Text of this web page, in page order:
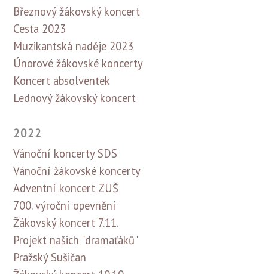
Březnový žákovský koncert
Cesta 2023
Muzikantská naděje 2023
Únorové žákovské koncerty
Koncert absolventek
Lednový žákovský koncert
2022
Vánoční koncerty SDS
Vánoční žákovské koncerty
Adventní koncert ZUŠ
700. výroční opevnění
Žákovský koncert 7.11.
Projekt našich "dramaťáků"
Pražský Sušičan